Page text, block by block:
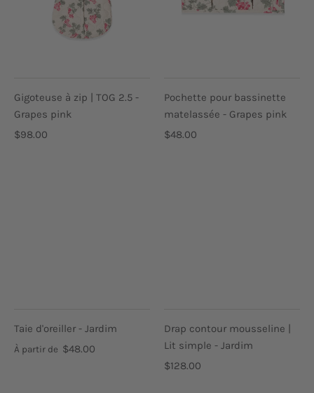
Gigoteuse à zip | TOG 2.5 -
Grapes pink
$98.00
Pochette pour bassinette
matelassée - Grapes pink
$48.00
Taie d'oreiller - Jardim
À partir de $48.00
Drap contour mousseline |
Lit simple - Jardim
$128.00